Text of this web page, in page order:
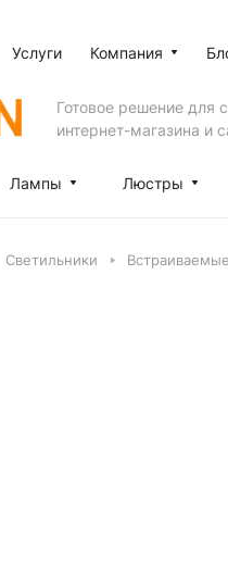
Услуги Компания
Готовое решение для
интернет-магазина и
Лампы Люстры
Светильники